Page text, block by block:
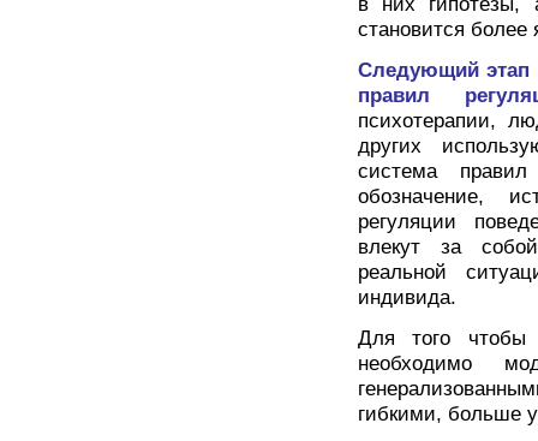
становится
Следующий этап
правил
психотерапии,
других
система правил
обозначение,
регуляции
влекут за
реальной
индивида.
Для того
необходимо
гибкими, больше